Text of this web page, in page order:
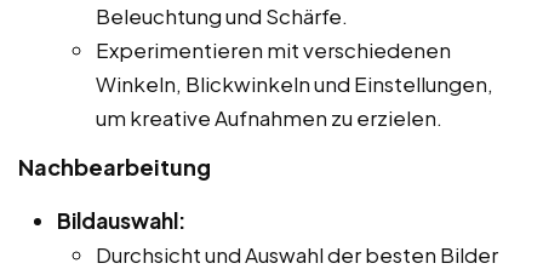
Beleuchtung und Schärfe.
Experimentieren mit verschiedenen
Winkeln, Blickwinkeln und Einstellungen,
um kreative Aufnahmen zu erzielen.
Nachbearbeitung
Bildauswahl:
Durchsicht und Auswahl der besten Bilder